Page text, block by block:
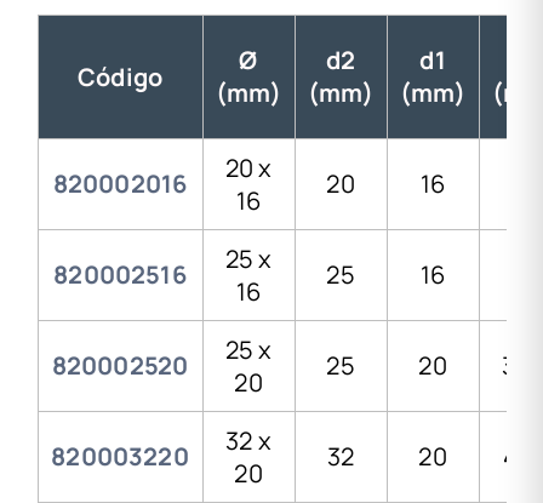
Código
Ø
(mm)
d2
(mm)
d1
(mm)
820002016
20 x
16
20 16
820002516
25 x
16
25 16
820002520
25 x
20
25 20
820003220
32 x
20
32 20